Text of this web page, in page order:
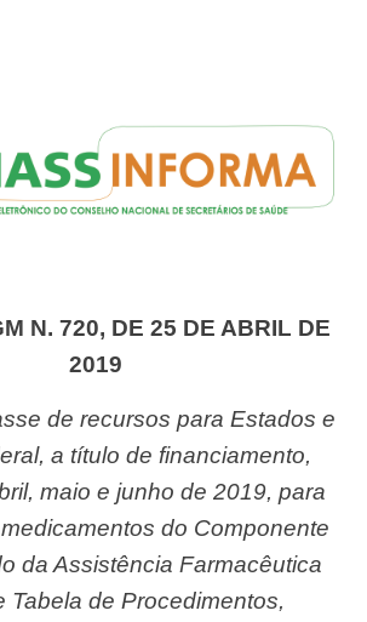
2019
a título de financiamento,
maio e junho de 2019, para
do Componente
da Assistência Farmacêutica
Tabela de Procedimentos,